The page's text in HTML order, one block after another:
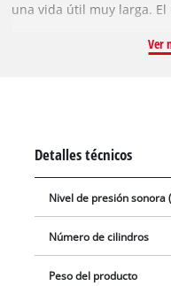
una vida útil muy larga.
reductor de presión, la
se puede leer
rápido. Para trabajar con
hay disponible también
rápido. El práctico
condensado permite un
Ver
Detalles técnicos
Nivel de presión sonora
Número de cilindros
Peso del producto